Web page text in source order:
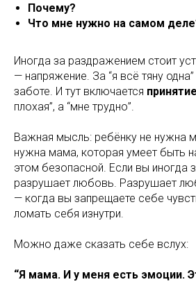
Почему?
Что мне нужно на самом
Иногда за раздражением стоит
— напряжение. За “я всё тяну
заботе. И тут включается
плохая”, а “мне трудно”.
Важная мысль: ребёнку не нужна
нужна мама, которая умеет быть
этом безопасной. Если вы иногда
разрушает любовь. Разрушает
— когда вы запрещаете себе
ломать себя изнутри.
Можно даже сказать себе вслух:
“Я мама. И у меня есть эмоции.